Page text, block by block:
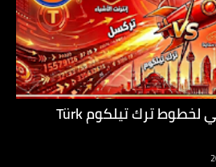
100 جيكا انترنت مجاني لخطوط ترك تيلكوم Türk